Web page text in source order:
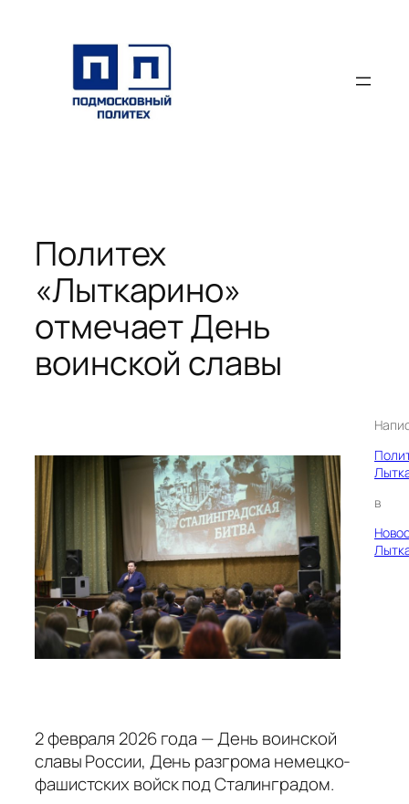
содержимому
Политех
«Лыткарино»
отмечает День
воинской славы
в
2 февраля 2026 года — День воинской
славы России, День разгрома немецко-
фашистских войск под Сталинградом.